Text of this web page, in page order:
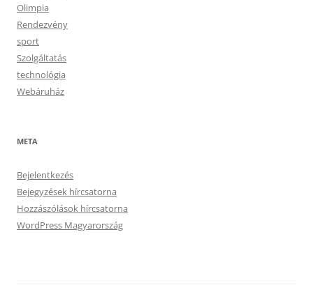
Olimpia
Rendezvény
sport
Szolgáltatás
technológia
Webáruház
META
Bejelentkezés
Bejegyzések hírcsatorna
Hozzászólások hírcsatorna
WordPress Magyarország